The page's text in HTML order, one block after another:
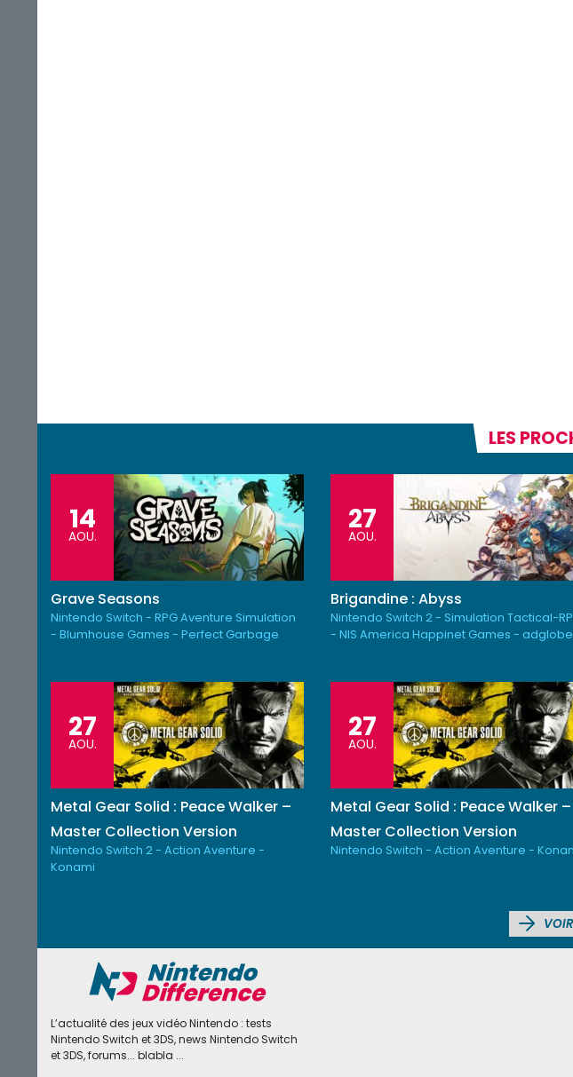
LES
14
AOU.
Grave Seasons
Nintendo Switch - RPG Aventure Simulation
- Blumhouse Games - Perfect Garbage
27
AOU.
Brigandine : Abyss
Nintendo Switch 2 - Simulation Tactical-
- NIS America Happinet Games - adglobe
27
AOU.
Metal Gear Solid : Peace Walker –
Master Collection Version
Nintendo Switch 2 - Action Aventure -
Konami
27
AOU.
Metal Gear Solid : Peace Walker –
Master Collection Version
Nintendo Switch - Action Aventure -
L’actualité des jeux vidéo Nintendo : tests
Nintendo Switch et 3DS, news Nintendo Switch
et 3DS, forums... blabla ...